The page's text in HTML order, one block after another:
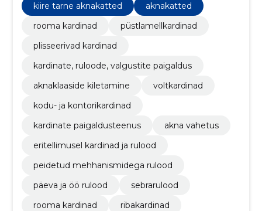
kiire tarne aknakatted
aknakatted
rooma kardinad
püstlamellkardinad
plisseerivad kardinad
kardinate, ruloode, valgustite paigaldus
aknaklaaside kiletamine
voltkardinad
kodu- ja kontorikardinad
kardinate paigaldusteenus
akna vahetus
eritellimusel kardinad ja rulood
peidetud mehhanismidega rulood
päeva ja öö rulood
sebrarulood
rooma kardinad
ribakardinad